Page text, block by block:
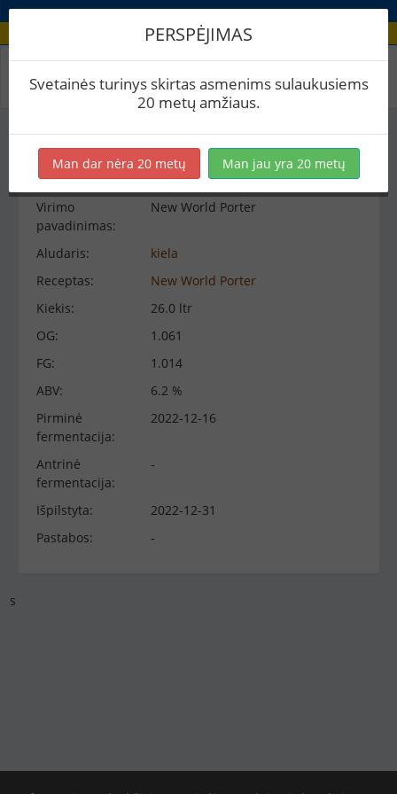
Virimo peržiūra
−
Virimo informacija
Virimo
pavadinimas:
New World Porter
Aludaris:
kiela
Receptas:
New World Porter
Kiekis:
26.0 ltr
OG:
1.061
FG:
1.014
ABV:
6.2 %
Pirminė
fermentacija:
2022-12-16
Antrinė
fermentacija:
-
Išpilstyta:
2022-12-31
Pastabos:
-
s
PERSPĖJIMAS
Svetainės turinys skirtas asmenims sulaukusiems
20 metų amžiaus.
Man dar nėra 20 metų Man jau yra 20 metų